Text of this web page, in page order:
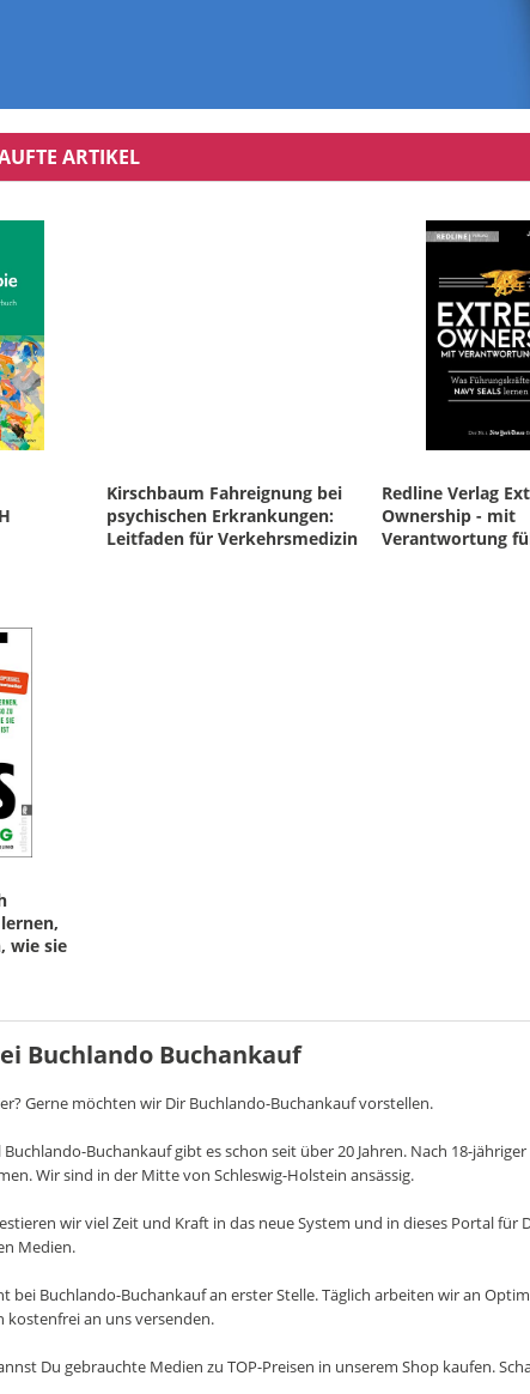
ARTIKEL
Kirschbaum Fahreignung bei
psychischen Erkrankungen:
Leitfaden für Verkehrsmedizin
Redline Verlag
Ownership - mit
Verantwortung
wie sie
Buchlando Buchankauf
Gerne möchten wir Dir Buchlando-Buchankauf vorstellen.
Buchankauf gibt es schon seit über 20 Jahren. Nach 18-
Wir sind in der Mitte von Schleswig-Holstein ansässig.
wir viel Zeit und Kraft in das neue System und in dieses Portal
Medien.
bei Buchlando-Buchankauf an erster Stelle. Täglich arbeiten wir an
kostenfrei an uns versenden.
Du gebrauchte Medien zu TOP-Preisen in unserem Shop kaufen.